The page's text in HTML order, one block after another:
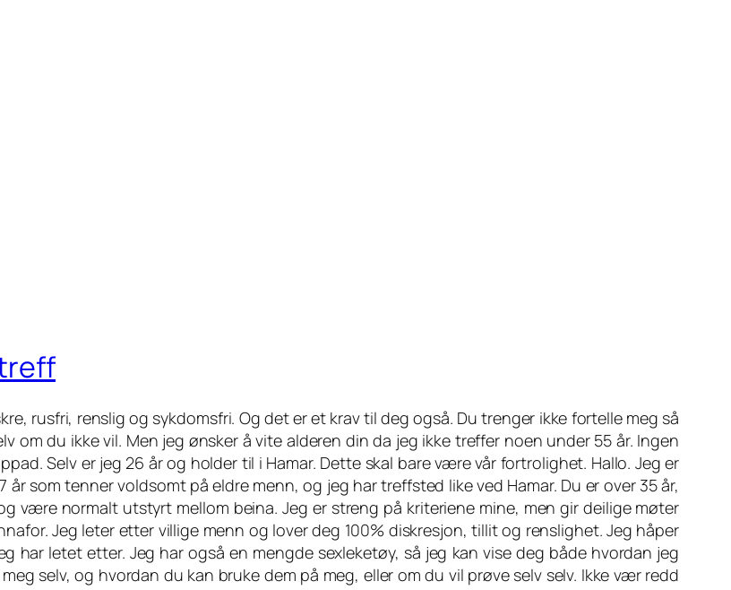
rusfri, renslig og sykdomsfri. Og det er et krav til deg også. Du trenger ikke fortelle meg så
om du ikke vil. Men jeg ønsker å vite alderen din da jeg ikke treffer noen under 55 år. Ingen
Selv er jeg 26 år og holder til i Hamar. Dette skal bare være vår fortrolighet. Hallo. Jeg er
år som tenner voldsomt på eldre menn, og jeg har treffsted like ved Hamar. Du er over 35 år,
være normalt utstyrt mellom beina. Jeg er streng på kriteriene mine, men gir deilige møter
Jeg leter etter villige menn og lover deg 100% diskresjon, tillit og renslighet. Jeg håper
har letet etter. Jeg har også en mengde sexleketøy, så jeg kan vise deg både hvordan jeg
selv, og hvordan du kan bruke dem på meg, eller om du vil prøve selv selv. Ikke vær redd